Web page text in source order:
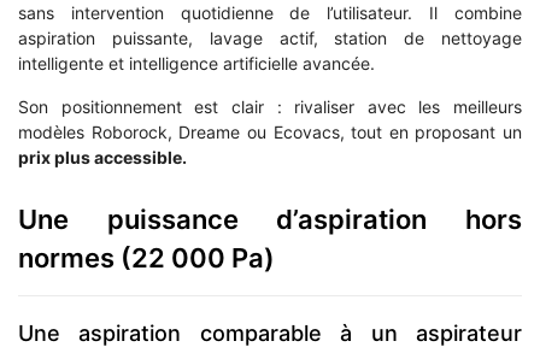
sans intervention quotidienne de l’utilisateur. Il combine
aspiration puissante, lavage actif, station de nettoyage
intelligente et intelligence artificielle avancée.
Son positionnement est clair : rivaliser avec les meilleurs
modèles Roborock, Dreame ou Ecovacs, tout en proposant un
prix plus accessible.
Une puissance d’aspiration hors
normes (22 000 Pa)
Une aspiration comparable à un aspirateur